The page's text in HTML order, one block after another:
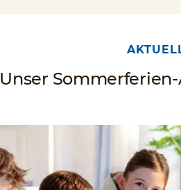
Unser